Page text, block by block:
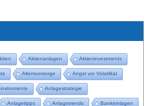
Aktienanlagen Aktieninvestments
Altersvorsorge Angst vor Volatilität
Anlagestrategie
Anlagetipps Anlagetrends Bankeinlagen